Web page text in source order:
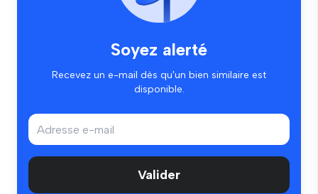
Soyez alerté
Recevez un e-mail dès qu'un bien similaire est
disponible.
Valider